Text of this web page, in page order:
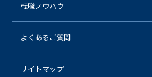
転職ノウハウ
よくあるご質問
サイトマップ